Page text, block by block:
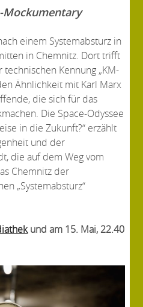
Mockumentary
einem Systemabsturz in
in Chemnitz. Dort trifft
Kennung „KM-
Ähnlichkeit mit Karl Marx
die sich für das
Die Space-Odyssee
in die Zukunft?“ erzählt
und der
die auf dem Weg vom
Chemnitz der
„Systemabsturz“
und am 15. Mai, 22.40